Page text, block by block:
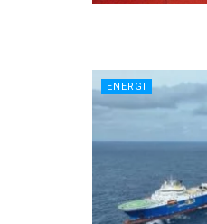
ENERGI